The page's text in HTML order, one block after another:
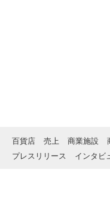
百貨店 売上 商業施設
プレスリリース
インタビ